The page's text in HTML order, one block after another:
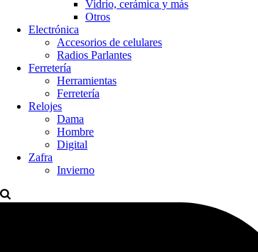
Vidrio, cerámica y más
Otros
Electrónica
Accesorios de celulares
Radios Parlantes
Ferretería
Herramientas
Ferretería
Relojes
Dama
Hombre
Digital
Zafra
Invierno